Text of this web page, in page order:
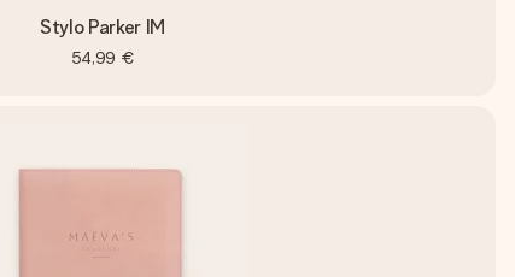
Stylo Parker IM
54,99 €